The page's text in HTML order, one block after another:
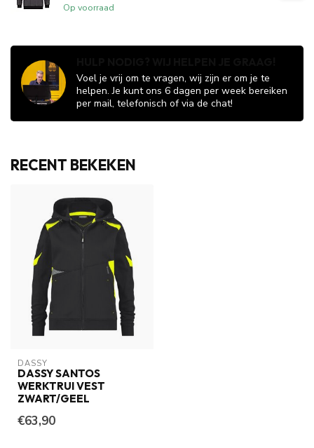
Op voorraad
Voel je vrij om te vragen, wij zijn er om je te
helpen. Je kunt ons 6 dagen per week bereiken
per mail, telefonisch of via de chat!
RECENT BEKEKEN
DASSY
DASSY SANTOS
WERKTRUI VEST
ZWART/GEEL
€63,90